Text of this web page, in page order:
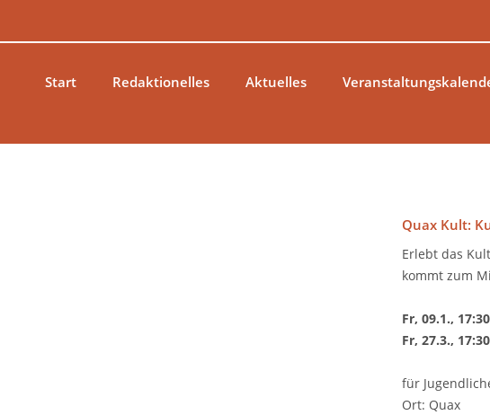
Start
Redaktionelles Aktuelles
Quax Kult:
Erlebt das
kommt zum
Fr, 09.1.,
Fr, 27.3.,
für
Ort: Quax